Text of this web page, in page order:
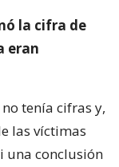
la cifra de
eran
tenía cifras y,
las víctimas
una conclusión